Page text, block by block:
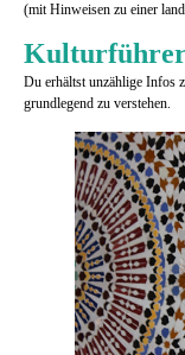
(mit Hinweisen zu einer
Du erhältst unzählige Infos
grundlegend zu verstehen.